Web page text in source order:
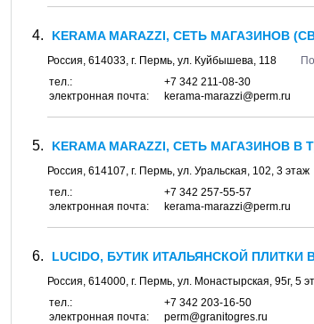
KERAMA MARAZZI, СЕТЬ МАГАЗИНОВ
Россия, 614033, г. Пермь, ул. Куйбышева, 118
тел.:
+7 342 211-08-30
электронная почта:
kerama-marazzi@perm.ru
KERAMA MARAZZI, СЕТЬ МАГАЗИНОВ В
Россия, 614107, г. Пермь, ул. Уральская, 102, 3 этаж
тел.:
+7 342 257-55-57
электронная почта:
kerama-marazzi@perm.ru
LUCIDO, БУТИК ИТАЛЬЯНСКОЙ ПЛИТКИ
Россия, 614000, г. Пермь, ул. Монастырская, 95г, 5
тел.:
+7 342 203-16-50
электронная почта:
perm@granitogres.ru